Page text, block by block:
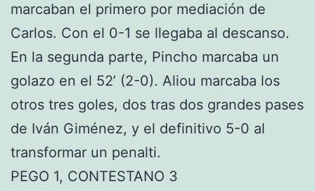
marcaban el primero por mediación de
Carlos. Con el 0-1 se llegaba al descanso.
En la segunda parte, Pincho marcaba un
golazo en el 52’ (2-0). Aliou marcaba los
otros tres goles, dos tras dos grandes pases
de Iván Giménez, y el definitivo 5-0 al
transformar un penalti.
PEGO 1, CONTESTANO 3